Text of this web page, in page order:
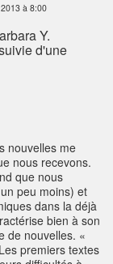
à 8:00
Y.
d'une
nouvelles me
nous recevons.
que nous
peu moins) et
dans la déjà
bien à son
de nouvelles. «
premiers textes